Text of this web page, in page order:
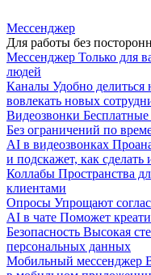
Мессенджер
Для работы без
Мессенджер Только для
людей
Каналы Удобно
вовлекать новых
Видеозвонки
Без ограничений по
AI в видеозвонках
и подскажет, как сделать
Коллабы Пространства
клиентами
Опросы Упрощают
AI в чате Поможет
Безопасность Высокая
персональных данных
Мобильный мессенджер